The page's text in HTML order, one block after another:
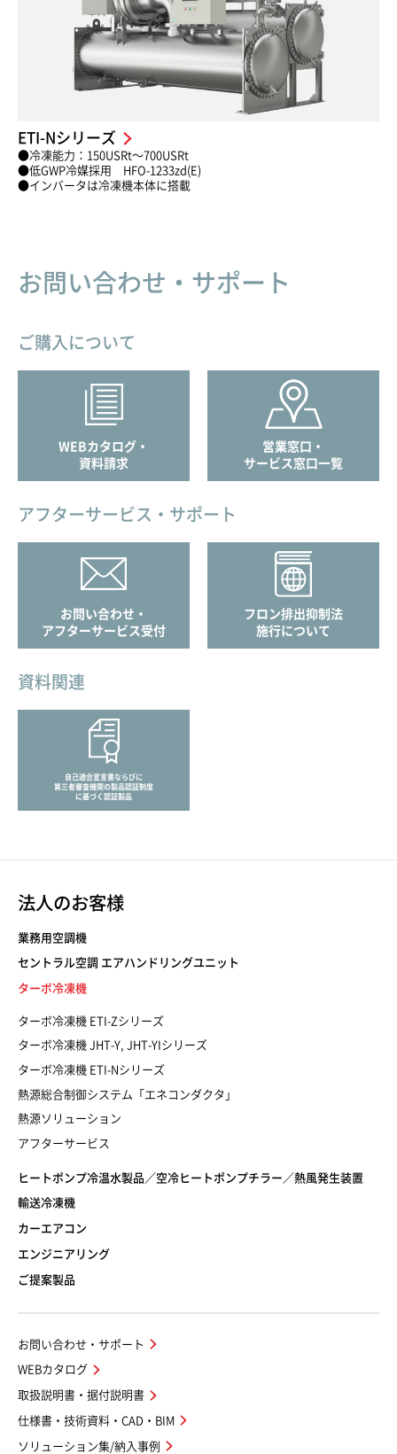
ETI-Nシリーズ
●冷凍能力：150USRt〜700USRt
●低GWP冷媒採用 HFO-1233zd(E)
●インバータは冷凍機本体に搭載
お問い合わせ・サポート
ご購入について
WEBカタログ・
資料請求
営業窓口・
サービス窓口一覧
アフターサービス・サポート
お問い合わせ・
アフターサービス受付
フロン排出抑制法
施行について
資料関連
自己適合宣言書ならびに
第三者審査機関の製品認証制度
に基づく認証製品
法人のお客様
業務用空調機
セントラル空調 エアハンドリングユニット
ターボ冷凍機
ターボ冷凍機 ETI-Zシリーズ
ターボ冷凍機 JHT-Y, JHT-YIシリーズ
ターボ冷凍機 ETI-Nシリーズ
熱源総合制御システム「エネコンダクタ」
熱源ソリューション
アフターサービス
ヒートポンプ冷温水製品／空冷ヒートポンプチラー／熱風発生装置
輸送冷凍機
カーエアコン
エンジニアリング
ご提案製品
お問い合わせ・サポート
WEBカタログ
取扱説明書・据付説明書
仕様書・技術資料・CAD・BIM
ソリューション集/納入事例